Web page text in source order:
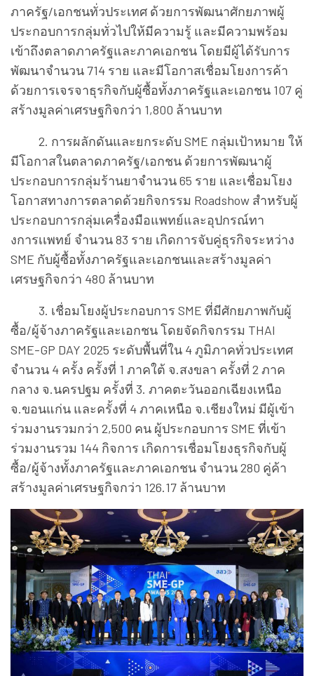
ภาครัฐ/เอกชนทั่วประเทศ ด้วยการพัฒนาศักยภาพผู้
ประกอบการกลุ่มทั่วไปให้มีความรู้ และมีความพร้อม
เข้าถึงตลาดภาครัฐและภาคเอกชน โดยมีผู้ได้รับการ
พัฒนาจำนวน 714 ราย และมีโอกาสเชื่อมโยงการค้า
ด้วยการเจรจาธุรกิจกับผู้ซื้อทั้งภาครัฐและเอกชน 107 คู่
สร้างมูลค่าเศรษฐกิจกว่า 1,800 ล้านบาท
2. การผลักดันและยกระดับ SME กลุ่มเป้าหมาย ให้
มีโอกาสในตลาดภาครัฐ/เอกชน ด้วยการพัฒนาผู้
ประกอบการกลุ่มร้านยาจำนวน 65 ราย และเชื่อมโยง
โอกาสทางการตลาดด้วยกิจกรรม Roadshow สำหรับผู้
ประกอบการกลุ่มเครื่องมือแพทย์และอุปกรณ์ทา
งการเเพทย์ จำนวน 83 ราย เกิดการจับคู่ธุรกิจระหว่าง
SME กับผู้ซื้อทั้งภาครัฐและเอกชนและสร้างมูลค่า
เศรษฐกิจกว่า 480 ล้านบาท
3. เชื่อมโยงผู้ประกอบการ SME ที่มีศักยภาพกับผู้
ซื้อ/ผู้จ้างภาครัฐและเอกชน โดยจัดกิจกรรม THAI
SME-GP DAY 2025 ระดับพื้นที่ใน 4 ภูมิภาคทั่วประเทศ
จำนวน 4 ครั้ง ครั้งที่ 1 ภาคใต้ จ.สงขลา ครั้งที่ 2 ภาค
กลาง จ.นครปฐม ครั้งที่ 3. ภาคตะวันออกเฉียงเหนือ
จ.ขอนแก่น และครั้งที่ 4 ภาคเหนือ จ.เชียงใหม่ มีผู้เข้า
ร่วมงานรวมกว่า 2,500 คน ผู้ประกอบการ SME ที่เข้า
ร่วมงานรวม 144 กิจการ เกิดการเชื่อมโยงธุรกิจกับผู้
ซื้อ/ผู้จ้างทั้งภาครัฐและภาคเอกชน จำนวน 280 คู่ค้า
สร้างมูลค่าเศรษฐกิจกว่า 126.17 ล้านบาท